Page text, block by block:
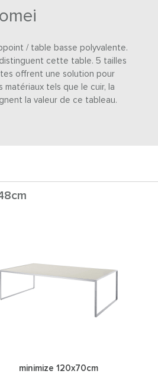
/ table basse polyvalente.
cette table. 5 tailles
offrent une solution pour
tels que le cuir, la
la valeur de ce tableau.
minimize 120x70cm